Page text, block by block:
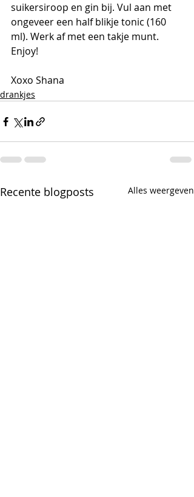
suikersiroop en gin bij. Vul aan met
ongeveer een half blikje tonic (160
ml). Werk af met een takje munt.
Enjoy!
Xoxo Shana
drankjes
Recente blogposts Alles weergeven